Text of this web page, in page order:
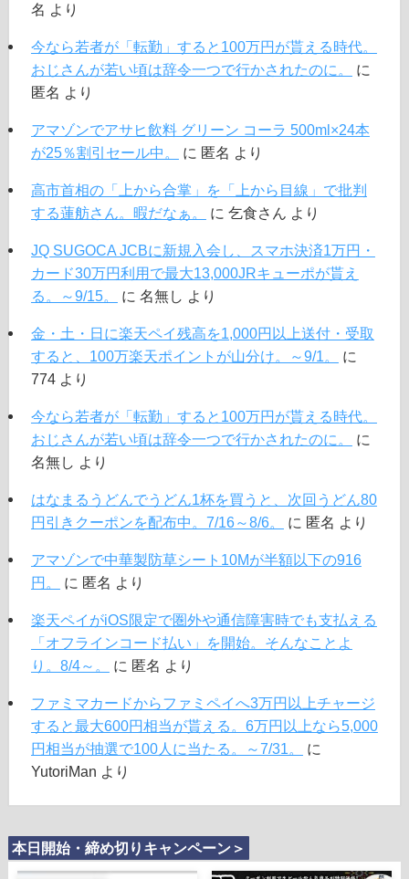
名 より
今なら若者が「転勤」すると100万円が貰える時代。
おじさんが若い頃は辞令一つで行かされたのに。
に
匿名 より
アマゾンでアサヒ飲料 グリーン コーラ 500ml×24本
が25％割引セール中。
に 匿名 より
高市首相の「上から合掌」を「上から目線」で批判
する蓮舫さん。暇だなぁ。
に 乞食さん より
JQ SUGOCA JCBに新規入会し、スマホ決済1万円・
カード30万円利用で最大13,000JRキューポが貰え
る。～9/15。
に 名無し より
金・土・日に楽天ペイ残高を1,000円以上送付・受取
すると、100万楽天ポイントが山分け。～9/1。
に
774より
今なら若者が「転勤」すると100万円が貰える時代。
おじさんが若い頃は辞令一つで行かされたのに。
に
名無し より
はなまるうどんでうどん1杯を買うと、次回うどん80
円引きクーポンを配布中。7/16～8/6。
に 匿名 より
アマゾンで中華製防草シート10Mが半額以下の916
円。
に 匿名 より
楽天ペイがiOS限定で圏外や通信障害時でも支払える
「オフラインコード払い」を開始。そんなことよ
り。8/4～。
に 匿名 より
ファミマカードからファミペイへ3万円以上チャージ
すると最大600円相当が貰える。6万円以上なら5,000
円相当が抽選で100人に当たる。～7/31。
に
YutoriMan より
本日開始・締め切りキャンペーン＞